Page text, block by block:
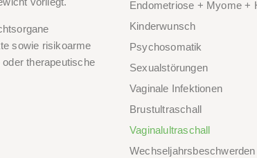
sowie risikoarme
therapeutische
Endometriose + Myome +
Kinderwunsch
Psychosomatik
Sexualstörungen
Vaginale Infektionen
Brustultraschall
Vaginalultraschall
Wechseljahrsbeschwerden